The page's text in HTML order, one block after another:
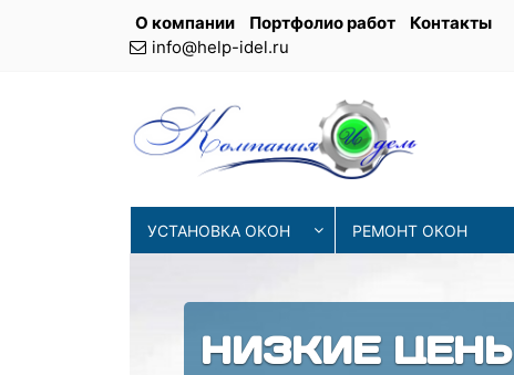
О компании Портфолио работ Контакты
info@help-idel.ru
УСТАНОВКА ОКОН РЕМОНТ ОКОН
НИЗКИЕ